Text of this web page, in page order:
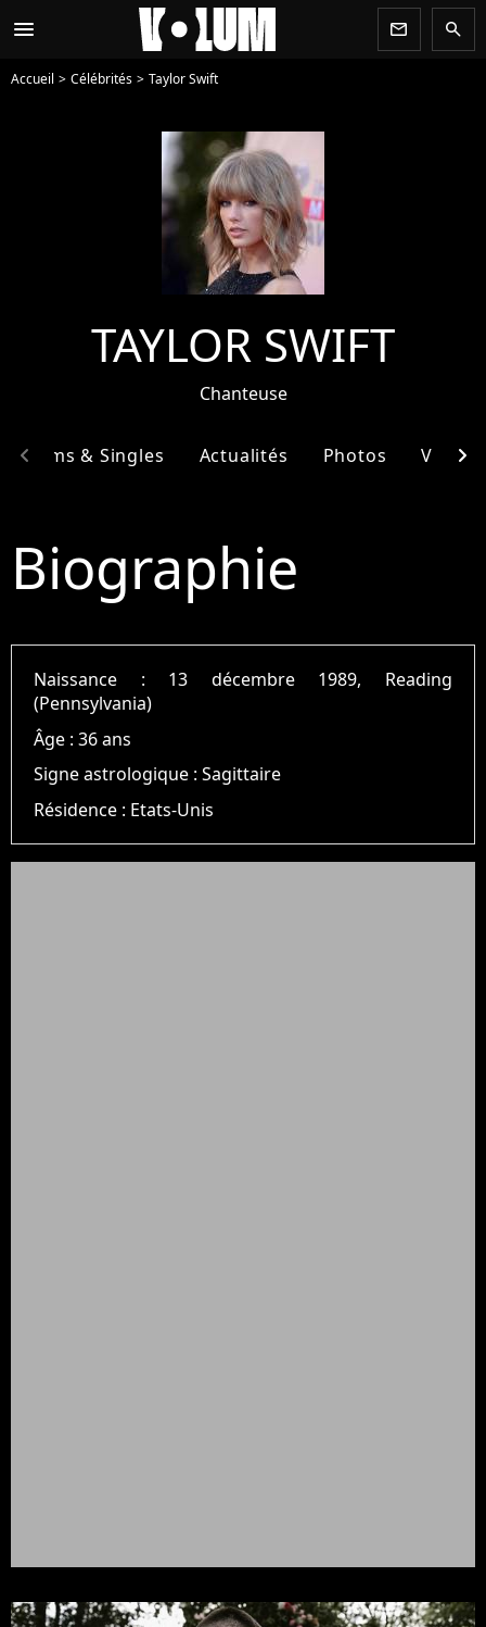
menu newsletter search
Accueil Célébrités Taylor Swift
TAYLOR SWIFT
Chanteuse
Albums & Singles Actualités Photos Vidéos
chevron_left chevron_right
Biographie
Naissance : 13 décembre 1989, Reading
(Pennsylvania)
Âge :36 ans
Signe astrologique :Sagittaire
Résidence : Etats-Unis